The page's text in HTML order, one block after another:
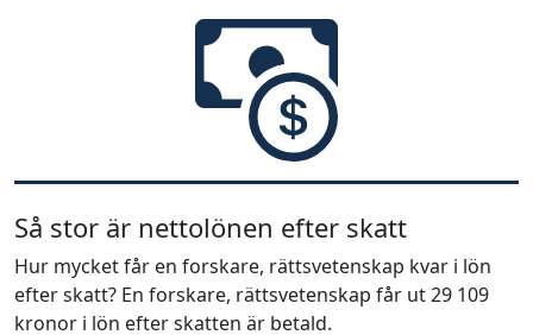
Så stor är nettolönen efter skatt
Hur mycket får en forskare, rättsvetenskap kvar i lön
efter skatt? En forskare, rättsvetenskap får ut 29 109
kronor i lön efter skatten är betald.